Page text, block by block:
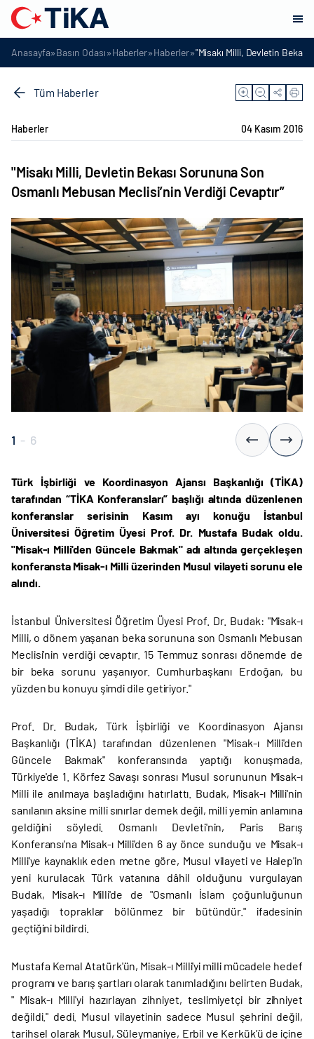
Anasayfa»Basın Odası»Haberler»Haberler»"Misakı Milli, Devletin
Tüm Haberler
Haberler 04 Kasım 2016
"Misakı Milli, Devletin Bekası Sorununa Son
Osmanlı Mebusan Meclisi’nin Verdiği Cevaptır”
1 - 6
Türk İşbirliği ve Koordinasyon Ajansı Başkanlığı (TİKA)
tarafından “TİKA Konferansları” başlığı altında düzenlenen
konferanslar serisinin Kasım ayı konuğu İstanbul
Üniversitesi Öğretim Üyesi Prof. Dr. Mustafa Budak oldu.
"Misak-ı Milli'den Güncele Bakmak" adı altında gerçekleşen
konferansta Misak-ı Milli üzerinden Musul vilayeti sorunu ele
alındı.
İstanbul Üniversitesi Öğretim Üyesi Prof. Dr. Budak: "Misak-ı
Milli, o dönem yaşanan beka sorununa son Osmanlı Mebusan
Meclisi’nin verdiği cevaptır. 15 Temmuz sonrası dönemde de
bir beka sorunu yaşanıyor. Cumhurbaşkanı Erdoğan, bu
yüzden bu konuyu şimdi dile getiriyor."
Prof. Dr. Budak, Türk İşbirliği ve Koordinasyon Ajansı
Başkanlığı (TİKA) tarafından düzenlenen "Misak-ı Milli'den
Güncele Bakmak" konferansında yaptığı konuşmada,
Türkiye'de 1. Körfez Savaşı sonrası Musul sorununun Misak-ı
Milli ile anılmaya başladığını hatırlattı. Budak, Misak-ı Milli'nin
sanılanın aksine milli sınırlar demek değil, milli yemin anlamına
geldiğini söyledi. Osmanlı Devleti'nin, Paris Barış
Konferansı'na Misak-ı Milli'den 6 ay önce sunduğu ve Misak-ı
Milli'ye kaynaklık eden metne göre, Musul vilayeti ve Halep'in
yeni kurulacak Türk vatanına dâhil olduğunu vurgulayan
Budak, Misak-ı Milli'de de "Osmanlı İslam çoğunluğunun
yaşadığı topraklar bölünmez bir bütündür." ifadesinin
geçtiğini bildirdi.
Mustafa Kemal Atatürk'ün, Misak-ı Milli'yi milli mücadele hedef
programı ve barış şartları olarak tanımladığını belirten Budak,
" Misak-ı Milli'yi hazırlayan zihniyet, teslimiyetçi bir zihniyet
değildi." dedi. Musul vilayetinin sadece Musul şehrini değil,
tarihsel olarak Musul, Süleymaniye, Erbil ve Kerkük’ü de içine